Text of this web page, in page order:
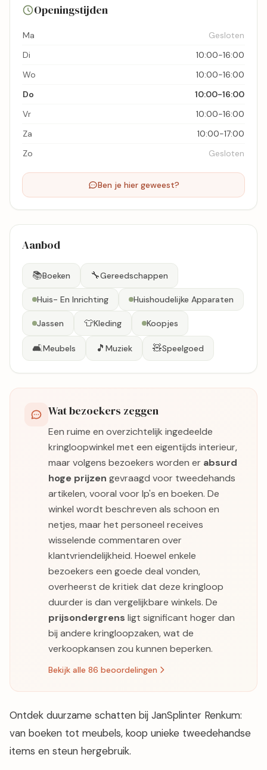
Bekijk kaart
Openingstijden
Ma
Gesloten
Di
10:00-16:00
Wo
10:00-16:00
Do
10:00-16:00
Vr
10:00-16:00
Za
10:00-17:00
Zo
Gesloten
Ben je hier geweest?
Aanbod
📚Boeken 🔧Gereedschappen
Huis- En Inrichting Huishoudelijke Apparaten
Jassen 👕Kleding Koopjes
🛋️Meubels 🎵 Muziek 🧸Speelgoed
Wat bezoekers zeggen
Een ruime en overzichtelijk ingedeelde
kringloopwinkel met een eigentijds interieur,
maar volgens bezoekers worden er absurd
hoge prijzen gevraagd voor tweedehands
artikelen, vooral voor lp's en boeken. De
winkel wordt beschreven als schoon en
netjes, maar het personeel receives
wisselende commentaren over
klantvriendelijkheid. Hoewel enkele
bezoekers een goede deal vonden,
overheerst de kritiek dat deze kringloop
duurder is dan vergelijkbare winkels. De
prijsondergrens ligt significant hoger dan
bij andere kringloopzaken, wat de
verkoopkansen zou kunnen beperken.
Bekijk alle 86 beoordelingen
Ontdek duurzame schatten bij JanSplinter Renkum:
van boeken tot meubels, koop unieke tweedehandse
items en steun hergebruik.